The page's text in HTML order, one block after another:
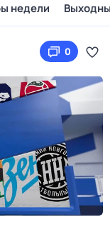
недели
0